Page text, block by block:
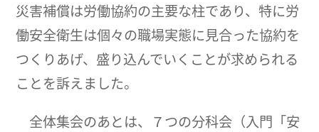
災害補償は労働協約の主要な柱であり、特に労
働安全衛生は個々の職場実態に見合った協約を
つくりあげ、盛り込んでいくことが求められる
ことを訴えました。
全体集会のあとは、７つの分科会（入門「安